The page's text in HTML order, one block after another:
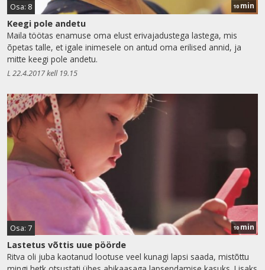
Osa: 8 10 min
Keegi pole andetu
Maila töötas enamuse oma elust erivajadustega lastega, mis
õpetas talle, et igale inimesele on antud oma erilised annid, ja
mitte keegi pole andetu.
L 22.4.2017 kell 19.15
Osa: 7 10 min
Lastetus võttis uue pöörde
Ritva oli juba kaotanud lootuse veel kunagi lapsi saada, mistõttu